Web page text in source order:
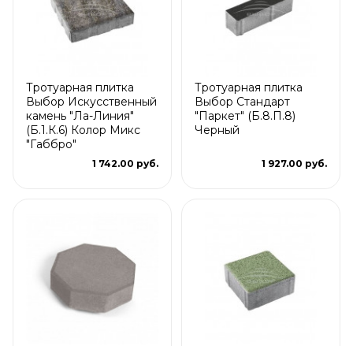
Тротуарная плитка
Выбор Искусственный
камень "Ла-Линия"
(Б.1.К.6) Колор Микс
"Габбро"
1 742.00 руб.
Тротуарная плитка
Выбор Стандарт
"Паркет" (Б.8.П.8)
Черный
1 927.00 руб.